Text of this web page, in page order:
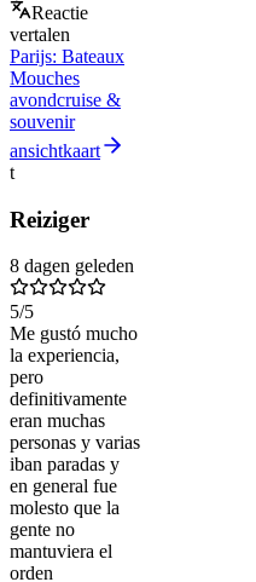
Reactie
vertalen
Parijs: Bateaux
Mouches
avondcruise &
souvenir
ansichtkaart
t
Reiziger
8 dagen geleden
5/5
Me gustó mucho
la experiencia,
pero
definitivamente
eran muchas
personas y varias
iban paradas y
en general fue
molesto que la
gente no
mantuviera el
orden